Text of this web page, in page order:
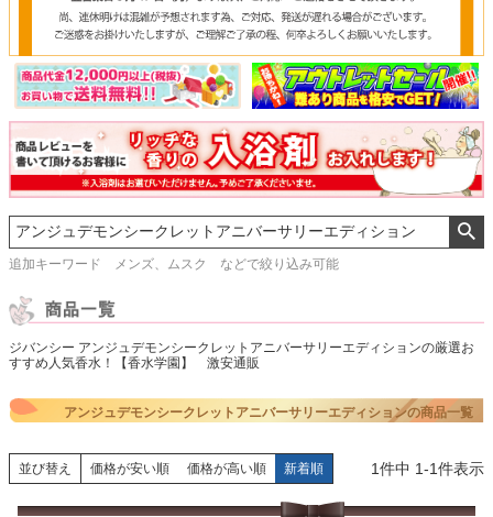
追加キーワード メンズ、ムスク などで絞り込み可能
ジバンシー アンジュデモンシークレットアニバーサリーエディションの厳選お
すすめ人気香水！【香水学園】 激安通販
アンジュデモンシークレットアニバーサリーエディションの商品一覧
並び替え 価格が安い順 価格が高い順 新着順 1件中 1-1件表示